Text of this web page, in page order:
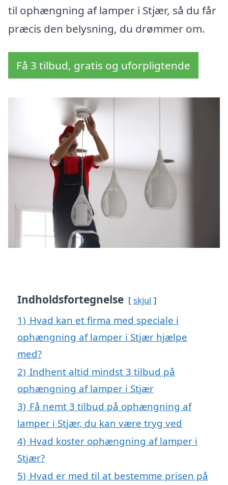
til ophængning af lamper i Stjær, så du får
præcis den belysning, du drømmer om.
Få 3 tilbud, gratis og uforpligtende
Indholdsfortegnelse skjul
1) Hvad kan et firma med speciale i
ophængning af lamper i Stjær hjælpe
med?
2) Indhent altid mindst 3 tilbud på
ophængning af lamper i Stjær
3) Få nemt 3 tilbud på ophængning af
lamper i Stjær, du kan være tryg ved
4) Hvad koster ophængning af lamper i
Stjær?
5) Hvad er med til at bestemme prisen på